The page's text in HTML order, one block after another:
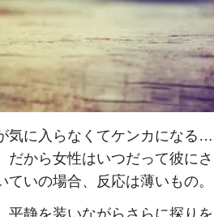
気に入らなくてケンカになる…
から女性はいつだって彼にさ
いの場合、反応は薄いもの。
平静を装いながらさらに探りを